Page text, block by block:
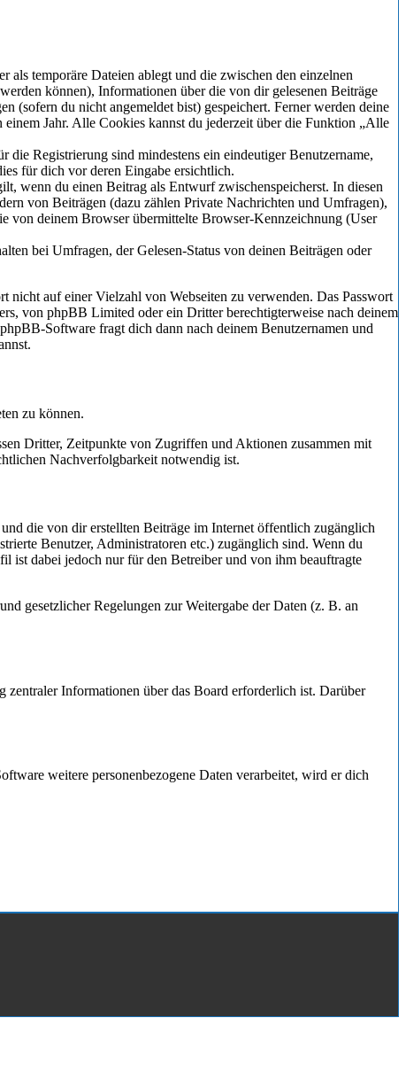
temporäre Dateien ablegt und die zwischen den einzelnen
können), Informationen über die von dir gelesenen Beiträge
(sofern du nicht angemeldet bist) gespeichert. Ferner werden deine
Jahr. Alle Cookies kannst du jederzeit über die Funktion „Alle
Registrierung sind mindestens ein eindeutiger Benutzername,
für dich vor deren Eingabe ersichtlich.
wenn du einen Beitrag als Entwurf zwischenspeicherst. In diesen
von Beiträgen (dazu zählen Private Nachrichten und Umfragen),
von deinem Browser übermittelte Browser-Kennzeichnung (User
bei Umfragen, der Gelesen-Status von deinen Beiträgen oder
nicht auf einer Vielzahl von Webseiten zu verwenden. Das Passwort
von phpBB Limited oder ein Dritter berechtigterweise nach deinem
Software fragt dich dann nach deinem Benutzernamen und
zu können.
Dritter, Zeitpunkte von Zugriffen und Aktionen zusammen mit
Nachverfolgbarkeit notwendig ist.
die von dir erstellten Beiträge im Internet öffentlich zugänglich
Benutzer, Administratoren etc.) zugänglich sind. Wenn du
ist dabei jedoch nur für den Betreiber und von ihm beauftragte
gesetzlicher Regelungen zur Weitergabe der Daten (z. B. an
zentraler Informationen über das Board erforderlich ist. Darüber
weitere personenbezogene Daten verarbeitet, wird er dich